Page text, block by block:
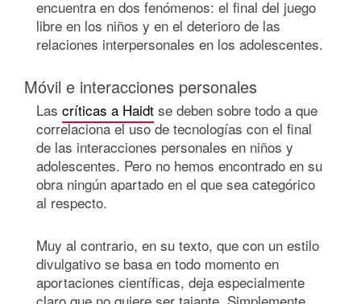
encuentra en dos fenómenos: el final del juego
libre en los niños y en el deterioro de las
relaciones interpersonales en los adolescentes.
Móvil e interacciones personales
Las críticas a Haidt se deben sobre todo a que
correlaciona el uso de tecnologías con el final
de las interacciones personales en niños y
adolescentes. Pero no hemos encontrado en su
obra ningún apartado en el que sea categórico
al respecto.
Muy al contrario, en su texto, que con un estilo
divulgativo se basa en todo momento en
aportaciones científicas, deja especialmente